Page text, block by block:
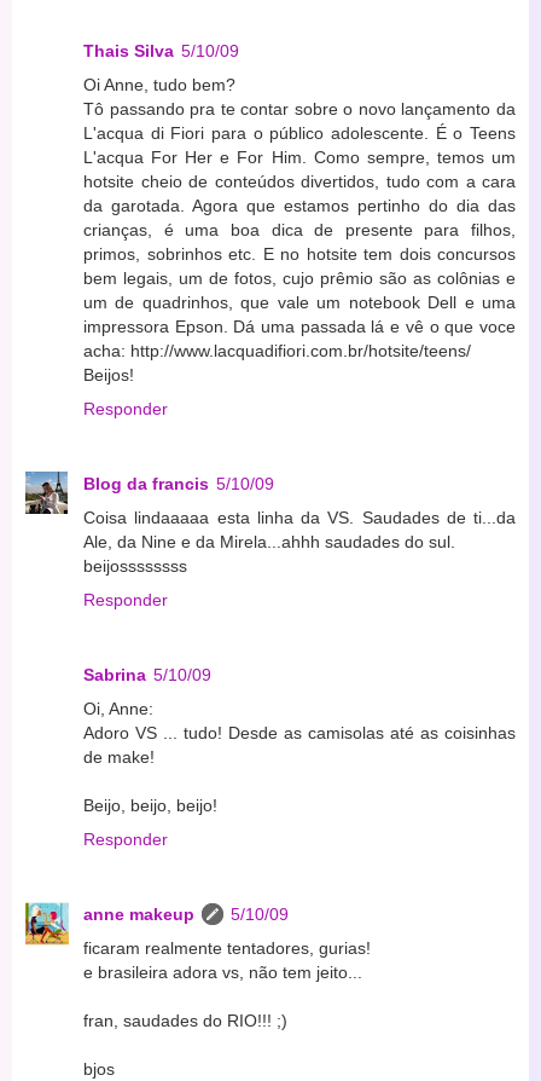
Thais Silva 5/10/09
Oi Anne, tudo bem?
Tô passando pra te contar sobre o novo lançamento da
L'acqua di Fiori para o público adolescente. É o Teens
L'acqua For Her e For Him. Como sempre, temos um
hotsite cheio de conteúdos divertidos, tudo com a cara
da garotada. Agora que estamos pertinho do dia das
crianças, é uma boa dica de presente para filhos,
primos, sobrinhos etc. E no hotsite tem dois concursos
bem legais, um de fotos, cujo prêmio são as colônias e
um de quadrinhos, que vale um notebook Dell e uma
impressora Epson. Dá uma passada lá e vê o que voce
acha: http://www.lacquadifiori.com.br/hotsite/teens/
Beijos!
Responder
Blog da francis 5/10/09
Coisa lindaaaaa esta linha da VS. Saudades de ti...da
Ale, da Nine e da Mirela...ahhh saudades do sul.
beijossssssss
Responder
Sabrina 5/10/09
Oi, Anne:
Adoro VS ... tudo! Desde as camisolas até as coisinhas
de make!
Beijo, beijo, beijo!
Responder
anne makeup
5/10/09
ficaram realmente tentadores, gurias!
e brasileira adora vs, não tem jeito...
fran, saudades do RIO!!! ;)
bjos